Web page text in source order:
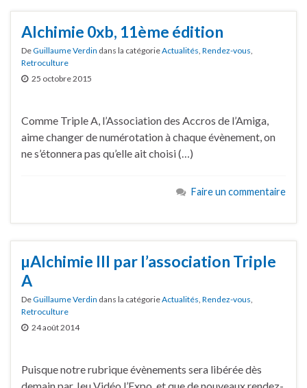
Alchimie 0xb, 11ème édition
DeGuillaume Verdin dans la catégorieActualités Rendez-vous
Retroculture
25 octobre 2015
Comme Triple A, l’Association des Accros de l’Amiga,
aime changer de numérotation à chaque évènement, on
ne s’étonnera pas qu’elle ait choisi (…)
Faire un commentaire
µAlchimie III par l’association Triple
A
DeGuillaume Verdin dans la catégorieActualités Rendez-vous
Retroculture
24 août 2014
Puisque notre rubrique évènements sera libérée dès
demain par Jeu Vidéo l’Expo, et que de nouveaux rendez-